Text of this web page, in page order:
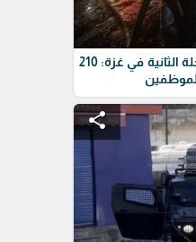
تفاصيل جديدة حول اتفاق المرحلة الثانية في غزة: 210
share